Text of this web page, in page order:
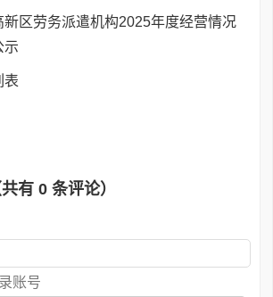
新区劳务派遣机构2025年度经营情况
示
表
有 0 条评论）
账号